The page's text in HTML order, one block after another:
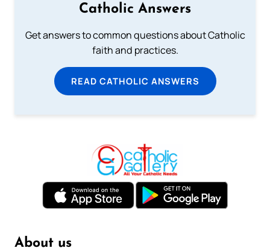
Catholic Answers
Get answers to common questions about Catholic
faith and practices.
READ CATHOLIC ANSWERS
About us